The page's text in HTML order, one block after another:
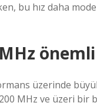
bu hız daha
üzerinde
MHz ve üzeri bir